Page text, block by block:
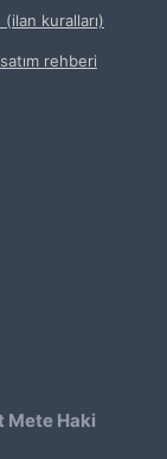
(ilan kuralları)
rehberi
Mete Haki